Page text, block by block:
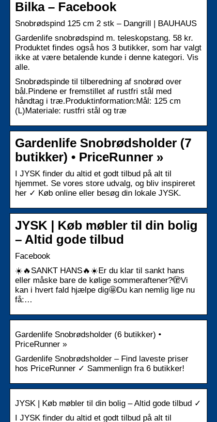
Bilka – Facebook
Snobrødspind 125 cm 2 stk – Dangrill | BAUHAUS
Gardenlife snobrødspind m. teleskopstang. 58 kr.
Produktet findes også hos 3 butikker, som har valgt
ikke at være betalende kunde i denne kategori. Vis
alle.
Snobrødspinde til tilberedning af snobrød over
bål.Pindene er fremstillet af rustfri stål med
håndtag i træ.Produktinformation:Mål: 125 cm
(L)Materiale: rustfri stål og træ
Gardenlife Snobrødsholder (7
butikker) • PriceRunner »
I JYSK finder du altid et godt tilbud på alt til
hjemmet. Se vores store udvalg, og bliv inspireret
her ✓ Køb online eller besøg din lokale JYSK.
JYSK | Køb møbler til din bolig
– Altid gode tilbud
Facebook
☀️🔥SANKT HANS🔥☀️Er du klar til sankt hans
eller måske bare de kølige sommeraftener?🫣Vi
kan i hvert fald hjælpe dig🤩Du kan nemlig lige nu
få:…
Gardenlife Snobrødsholder (6 butikker) •
PriceRunner »
Gardenlife Snobrødsholder – Find laveste priser
hos PriceRunner ✓ Sammenlign fra 6 butikker!
JYSK | Køb møbler til din bolig – Altid gode tilbud ✓
I JYSK finder du altid et godt tilbud på alt til